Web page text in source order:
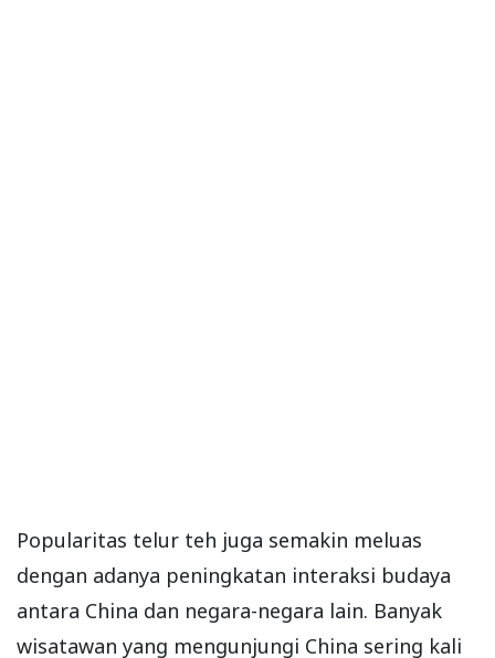
Popularitas telur teh juga semakin meluas
dengan adanya peningkatan interaksi budaya
antara China dan negara-negara lain. Banyak
wisatawan yang mengunjungi China sering kali